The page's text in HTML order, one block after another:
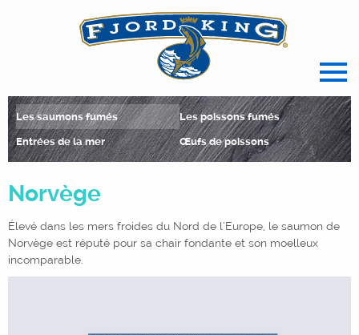
spécialiste français des produits de
Les saumons fumés
Les poissons fumés
Entrées de la mer
Œufs de poissons
Norvège
Élevé dans les mers froides du Nord de l’Europe, le saumon de
Norvège est réputé pour sa chair fondante et son moelleux
incomparable.